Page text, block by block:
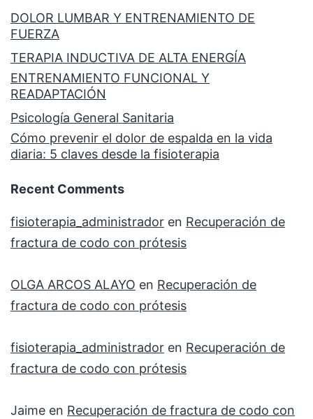
DOLOR LUMBAR Y ENTRENAMIENTO DE
FUERZA
TERAPIA INDUCTIVA DE ALTA ENERGÍA
ENTRENAMIENTO FUNCIONAL Y
READAPTACIÓN
Psicología General Sanitaria
Cómo prevenir el dolor de espalda en la vida
diaria: 5 claves desde la fisioterapia
Recent Comments
fisioterapia_administrador en Recuperación de
fractura de codo con prótesis
OLGA ARCOS ALAYO en Recuperación de
fractura de codo con prótesis
fisioterapia_administrador en Recuperación de
fractura de codo con prótesis
Jaime en Recuperación de fractura de codo con